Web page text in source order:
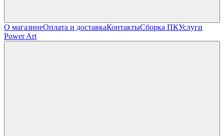
О магазинеОплата и доставкаКонтактыСборка ПКУслуги
Power Art